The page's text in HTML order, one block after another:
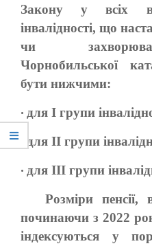
Закону у всіх
інвалідності, що
чи
Чорнобильської
бути нижчими:
• для І групи
для ІІ групи
• для ІІІ групи
Розміри пенсії,
починаючи з 2022
індексуються у